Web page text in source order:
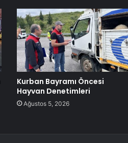
Kurban Bayramı Öncesi
Hayvan Denetimleri
Ağustos 5, 2026